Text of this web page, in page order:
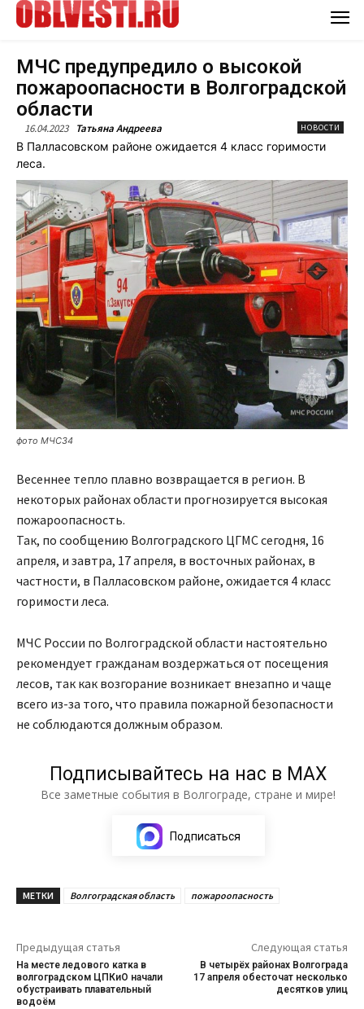
МЧС предупредило о высокой
пожароопасности в Волгоградской
области
16.04.2023 Татьяна Андреева НОВОСТИ
В Палласовском районе ожидается 4 класс горимости
леса.
фото MЧС34
Весеннее тепло плавно возвращается в регион. В
некоторых районах области прогнозируется высокая
пожароопасность.
Так, по сообщению Волгоградского ЦГМС сегодня, 16
апреля, и завтра, 17 апреля, в восточных районах, в
частности, в Палласовском районе, ожидается 4 класс
горимости леса.
МЧС России по Волгоградской области настоятельно
рекомендует гражданам воздержаться от посещения
лесов, так как возгорание возникает внезапно и чаще
всего из-за того, что правила пожарной безопасности
не соблюдаются должным образом.
Подписывайтесь на нас в МАХ
Все заметные события в Волгограде, стране и мире!
Подписаться
МЕТКИ Волгоградская область пожароопасность
Предыдущая статья
На месте ледового катка в
волгоградском ЦПКиО начали
обустраивать плавательный
водоём
Следующая статья
В четырёх районах Волгограда
17 апреля обесточат несколько
десятков улиц